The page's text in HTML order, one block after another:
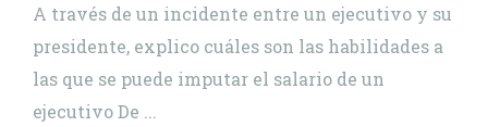
A través de un incidente entre un ejecutivo y su
presidente, explico cuáles son las habilidades a
las que se puede imputar el salario de un
ejecutivo De ...